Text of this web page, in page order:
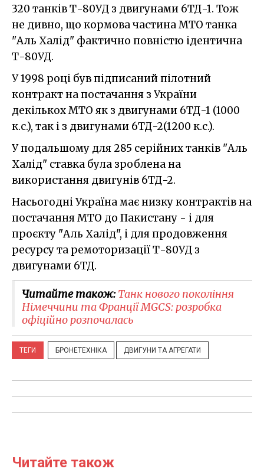
320 танків Т-80УД з двигунами 6ТД-1. Тож
не дивно, що кормова частина МТО танка
"Аль Халід" фактично повністю ідентична
Т-80УД.
У 1998 році був підписаний пілотний
контракт на постачання з України
декількох МТО як з двигунами 6ТД-1 (1000
к.с.), так і з двигунами 6ТД-2(1200 к.с.).
У подальшому для 285 серійних танків "Аль
Халід" ставка була зроблена на
використання двигунів 6ТД-2.
Насьогодні Україна має низку контрактів на
постачання МТО до Пакистану - і для
проєкту "Аль Халід", і для продовження
ресурсу та ремоторизації Т-80УД з
двигунами 6ТД.
Читайте також:Танк нового покоління
Німеччини та Франції MGCS: розробка
офіційно розпочалась
ТЕГИ БРОНЕТЕХНІКА ДВИГУНИ ТА АГРЕГАТИ
Читайте також